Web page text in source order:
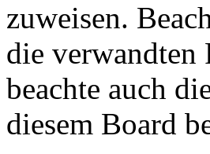
zuweisen.
die verwandten
beachte auch
diesem Board